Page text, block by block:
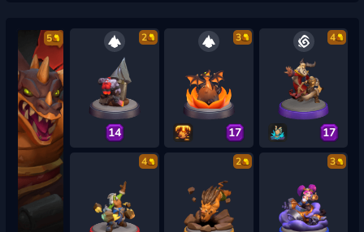
5 2
14
3
17
4
17
4 2 3